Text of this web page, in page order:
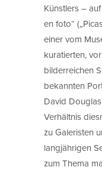
Künstlers –
en foto“
einer vom
kuratierten,
bilderreichen
bekannten
David
Verhältnis
zu Galeristen
langjährigen
zum Thema